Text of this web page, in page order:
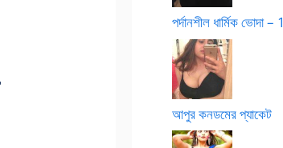
পর্দানশীল ধার্মিক ভোদা – 1
আপুর কনডমের প্যাকেট